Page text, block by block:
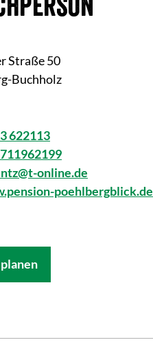
Straße 50
Buchholz
622113
online.de
poehlbergblick.de